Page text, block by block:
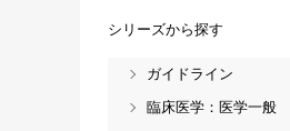
シリーズから探す
ガイドライン
臨床医学：医学一般